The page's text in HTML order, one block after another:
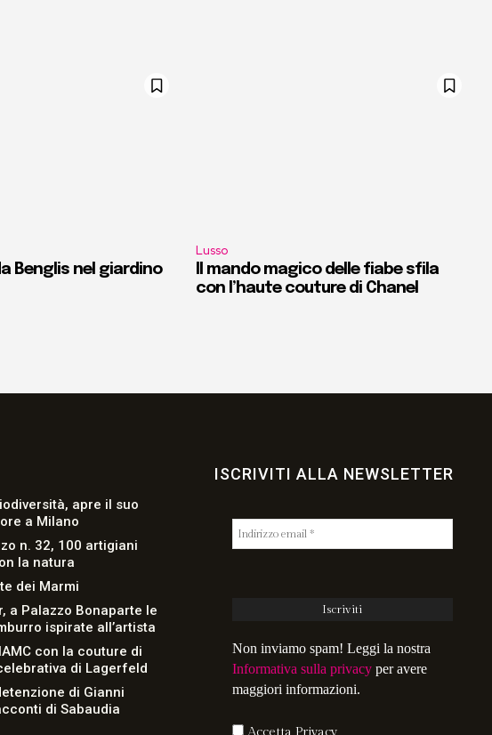
Benglis nel giardino
Lusso
Il mando magico delle fiabe sfila
con l’haute couture di Chanel
apre il suo
a Milano
n. 32, 100 artigiani
la natura
dei Marmi
a Palazzo Bonaparte le
ispirate all’artista
con la couture di
di Lagerfeld
di Gianni
di Sabaudia
ISCRIVITI ALLA NEWSLETTER
Non inviamo spam! Leggi la nostra
Informativa sulla privacyper avere
maggiori informazioni.
Accetta Privacy